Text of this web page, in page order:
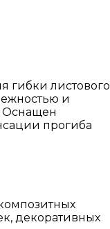
гибки листового
и
Оснащен
прогиба
декоративных